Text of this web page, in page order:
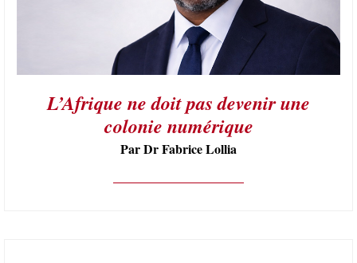
L’Afrique ne doit pas devenir une
colonie numérique
Par Dr Fabrice Lollia